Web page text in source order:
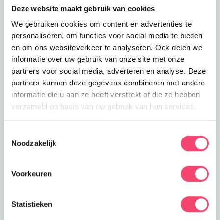
Deze website maakt gebruik van cookies
We gebruiken cookies om content en advertenties te
personaliseren, om functies voor social media te bieden
en om ons websiteverkeer te analyseren. Ook delen we
informatie over uw gebruik van onze site met onze
partners voor social media, adverteren en analyse. Deze
partners kunnen deze gegevens combineren met andere
informatie die u aan ze heeft verstrekt of die ze hebben
verzameld op basis van uw gebruik van hun services.
Noodzakelijk
Voorkeuren
Statistieken
Eropuit
GeoFort heeft een heel mooi
Minecraftprogramma voor thuis.
Superleuk én leerzaam!
Lees meer Cool, Minecraften
Naar de beachclub
Op het stadsstrand van dit restaurant
kom je in tropische sferen!
Lees meer Naar de beachclub
Eropuit
Lees meer Zwemmen in Vianen
Natuurspeeltuin De Tuinpiraat is open!
Lees meer Natuurspeeltuin Culemborg